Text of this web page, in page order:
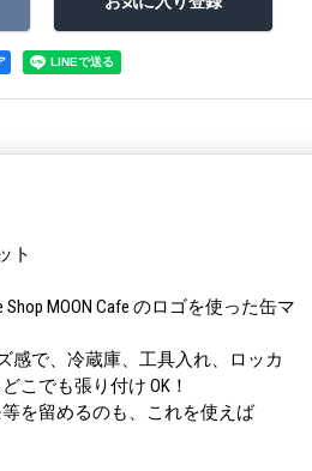
ト
MOON Cafe のロゴを使った缶マ
感で、冷蔵庫、工具入れ、ロッカ
こでも張り付け OK！
を留めるのも、これを使えば